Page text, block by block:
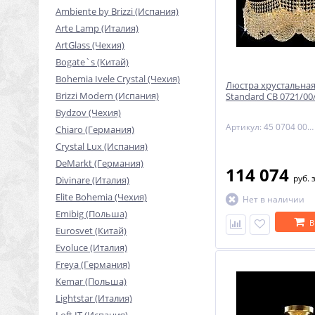
Ambiente by Brizzi (Испания)
Arte Lamp (Италия)
ArtGlass (Чехия)
Bogate`s (Китай)
Bohemia Ivele Crystal (Чехия)
Brizzi Modern (Испания)
Bydzov (Чехия)
Chiaro (Германия)
Crystal Lux (Испания)
DeMarkt (Германия)
Divinare (Италия)
Elite Bohemia (Чехия)
Emibig (Польша)
Eurosvet (Китай)
Evoluce (Италия)
Freya (Германия)
Kemar (Польша)
Lightstar (Италия)
Люстра
Standard CB 0721/
Артикул: 45 0704 009 07 00 07 35
114 074 руб.
Нет в наличии